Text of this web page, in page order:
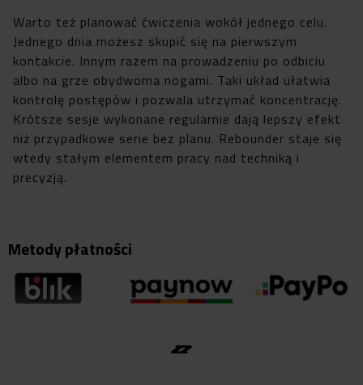
Warto też planować ćwiczenia wokół jednego celu.
Jednego dnia możesz skupić się na pierwszym
kontakcie. Innym razem na prowadzeniu po odbiciu
albo na grze obydwoma nogami. Taki układ ułatwia
kontrolę postępów i pozwala utrzymać koncentrację.
Krótsze sesje wykonane regularnie dają lepszy efekt
niż przypadkowe serie bez planu. Rebounder staje się
wtedy stałym elementem pracy nad techniką i
precyzją.
Metody płatności